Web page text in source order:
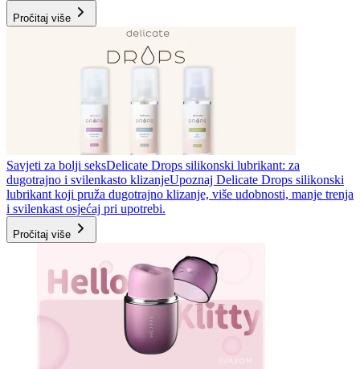
Pročitaj više
Savjeti za bolji seksDelicate Drops silikonski lubrikant: za
dugotrajno i svilenkasto klizanjeUpoznaj Delicate Drops silikonski
lubrikant koji pruža dugotrajno klizanje, više udobnosti, manje trenja
i svilenkast osjećaj pri upotrebi.
Pročitaj više